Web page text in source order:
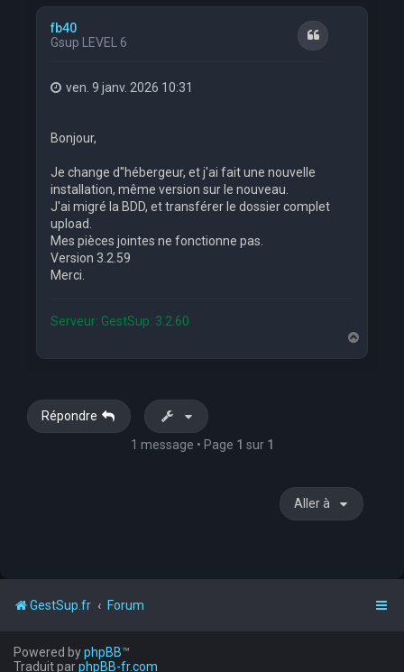
fb40
Gsup LEVEL 6
Citation
ven. 9 janv. 2026 10:31
Bonjour,
Je change d''hébergeur, et j'ai fait une nouvelle
installation, même version sur le nouveau.
J'ai migré la BDD, et transférer le dossier complet
upload.
Mes pièces jointes ne fonctionne pas.
Version 3.2.59
Merci.
Serveur: GestSup: 3.2.60
a
Répondre
1 message • Page 1 sur 1
Aller à
GestSup.fr Forum
Powered byphpBB™
Traduit parphpBB-fr.com